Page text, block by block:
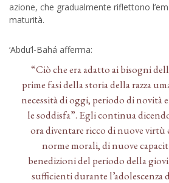
azione, che gradualmente riflettono
maturità.
‘Abdu’l-Bahá afferma:
“Ciò che era adatto ai bisogni
prime fasi della storia della razza
necessità di oggi, periodo di novità
le soddisfa”. Egli continua
ora diventare ricco di nuove virtù
norme morali, di nuove
benedizioni del periodo della
sufficienti durante l’adolescenza